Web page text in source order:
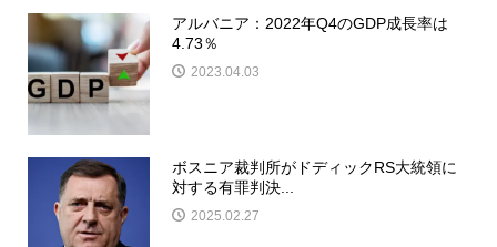
アルバニア：2022年Q4のGDP成長率は
4.73％
2023.04.03
ボスニア裁判所がドディックRS大統領に
対する有罪判決...
2025.02.27